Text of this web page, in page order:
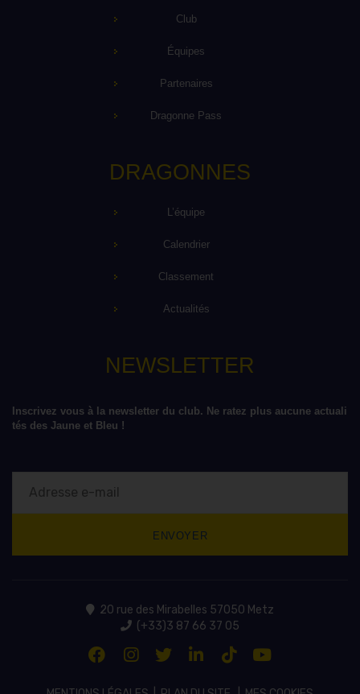
Club
Équipes
Partenaires
Dragonne Pass
DRAGONNES
L’équipe
Calendrier
Classement
Actualités
NEWSLETTER
Inscrivez vous à la newsletter du club. Ne ratez plus aucune actuali
tés des Jaune et Bleu !
20 rue des Mirabelles 57050 Metz
(+33)3 87 66 37 05